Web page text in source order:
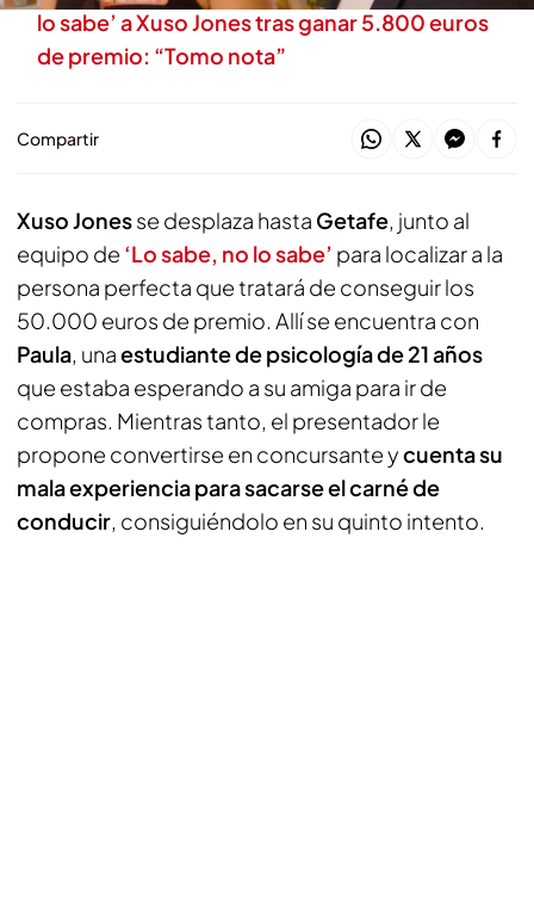
lo sabe’ a Xuso Jones tras ganar 5.800 euros
de premio: “Tomo nota”
Compartir
Xuso Jonesse desplaza hasta Getafe, junto al
equipo de ‘Lo sabe, no lo sabe’ para localizar a la
persona perfecta que tratará de conseguir los
50.000 euros de premio. Allí se encuentra con
Paula, unaestudiante de psicología de 21 años
que estaba esperando a su amiga para ir de
compras. Mientras tanto, el presentador le
propone convertirse en concursante ycuenta su
mala experiencia para sacarse el carné de
conducir, consiguiéndolo en su quinto intento.